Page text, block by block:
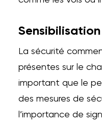
Sensibilisation
La sécurité
présentes sur le
important que le
des mesures de
l’importance de